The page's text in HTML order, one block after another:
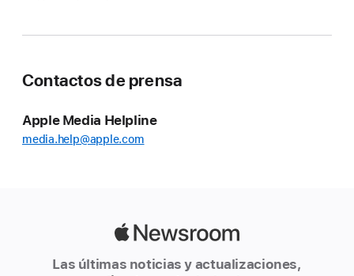
Contactos de prensa
Apple Media Helpline
media.help@apple.com
Las últimas noticias y actualizaciones,